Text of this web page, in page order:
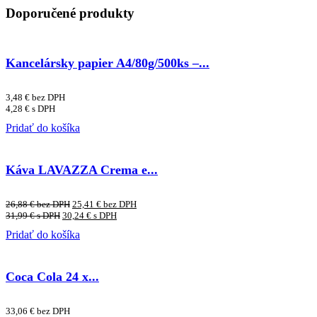
Doporučené produkty
Kancelársky papier A4/80g/500ks –...
3,48 € bez DPH
4,28 € s DPH
Pridať do košíka
Káva LAVAZZA Crema e...
26,88€bez DPH 25,41 € bez DPH
31,99€s DPH 30,24 € s DPH
Pridať do košíka
Coca Cola 24 x...
33,06 € bez DPH